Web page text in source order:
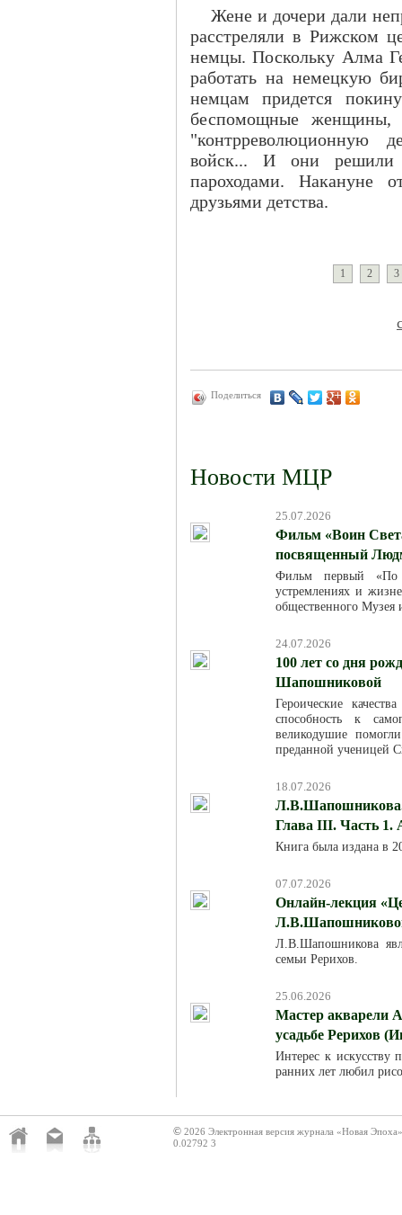
Жене и дочери дали
расстреляли в Рижском
немцы. Поскольку Алма
работать на немецкую
немцам придется
беспомощные женщины,
"контрреволюционную
войск... И они решили
пароходами. Накануне
друзьями детства.
1 2 3
Поделиться
Новости МЦР
25.07.2026
Фильм «Воин
посвященный
Фильм первый «По
устремлениях и
общественного
24.07.2026
100 лет со дня
Шапошниковой
Героические
способность к
великодушие
преданной ученицей
18.07.2026
Л.В.Шапошникова.
Глава III. Часть 1.
Книга была издана в
07.07.2026
Онлайн-лекция
Л.В.Шапошникова
семьи Рерихов.
25.06.2026
Мастер акварели
усадьбе Рерихов
Интерес к искусству
ранних лет любил
© 2026 Электронная версия журнала «Новая Эпоха»
0.02792 3